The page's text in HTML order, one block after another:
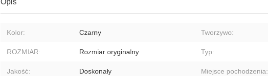
Opis
Kolor: Czarny Tworzywo:
ROZMIAR: Rozmiar oryginalny Typ:
Jakość: Doskonały Miejsce pochodzenia: